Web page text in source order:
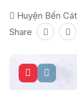
Huyện Bến
Share